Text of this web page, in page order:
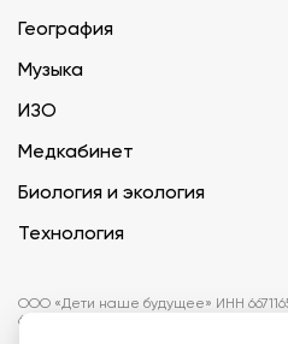
География
Музыка
ИЗО
Медкабинет
Биология и экология
Технология
ООО «Дети наше будущее» ИНН
667101001 БИК 046577674